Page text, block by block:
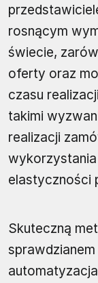
rosnącym
świecie,
oferty oraz
czasu
takimi
realizacji
elastyczności
Skuteczną